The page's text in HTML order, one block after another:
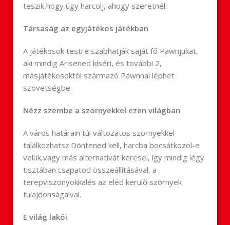
teszik,hogy úgy harcolj, ahogy szeretnél.
Társaság az egyjátékos játékban
A játékosok testre szabhatják saját fő Pawnjukat,
aki mindig Arisened kíséri, és további 2,
másjátékosoktól származó Pawnnal léphet
szövetségbe.
Nézz szembe a szörnyekkel ezen világban
A város határain túl változatos szörnyekkel
találkozhatsz.Döntened kell, harcba bocsátkozol-e
velük,vagy más alternatívát keresel, így mindig légy
tisztában csapatod összeállításával, a
terepviszonyokkalés az eléd kerülő szörnyek
tulajdonságaival.
E világ lakói